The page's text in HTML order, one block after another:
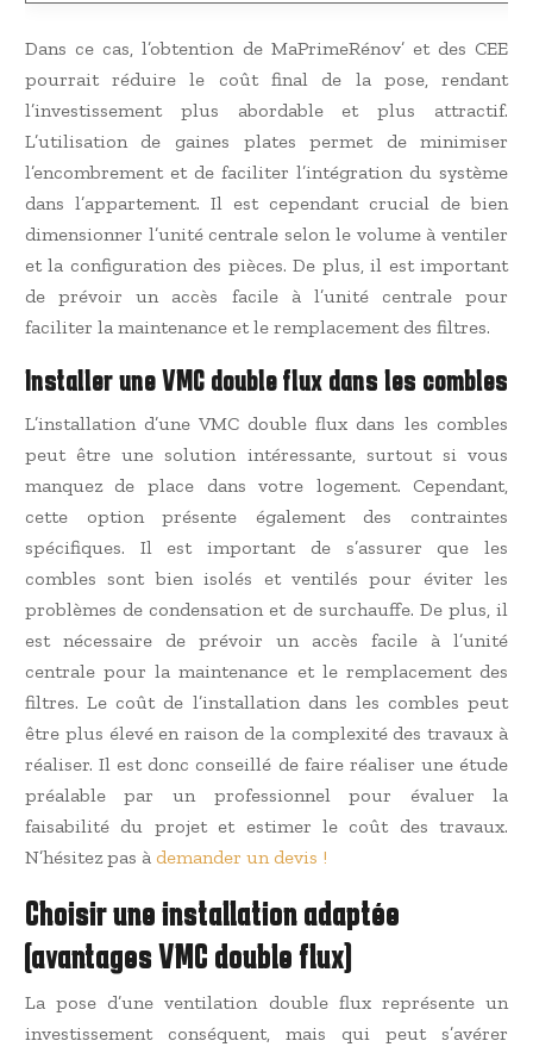
Dans ce cas, l’obtention de MaPrimeRénov’ et des CEE
pourrait réduire le coût final de la pose, rendant
l’investissement plus abordable et plus attractif.
L’utilisation de gaines plates permet de minimiser
l’encombrement et de faciliter l’intégration du système
dans l’appartement. Il est cependant crucial de bien
dimensionner l’unité centrale selon le volume à ventiler
et la configuration des pièces. De plus, il est important
de prévoir un accès facile à l’unité centrale pour
faciliter la maintenance et le remplacement des filtres.
Installer une VMC double flux dans les combles
L’installation d’une VMC double flux dans les combles
peut être une solution intéressante, surtout si vous
manquez de place dans votre logement. Cependant,
cette option présente également des contraintes
spécifiques. Il est important de s’assurer que les
combles sont bien isolés et ventilés pour éviter les
problèmes de condensation et de surchauffe. De plus, il
est nécessaire de prévoir un accès facile à l’unité
centrale pour la maintenance et le remplacement des
filtres. Le coût de l’installation dans les combles peut
être plus élevé en raison de la complexité des travaux à
réaliser. Il est donc conseillé de faire réaliser une étude
préalable par un professionnel pour évaluer la
faisabilité du projet et estimer le coût des travaux.
N’hésitez pas à demander un devis !
Choisir une installation adaptée
(avantages VMC double flux)
La pose d’une ventilation double flux représente un
investissement conséquent, mais qui peut s’avérer